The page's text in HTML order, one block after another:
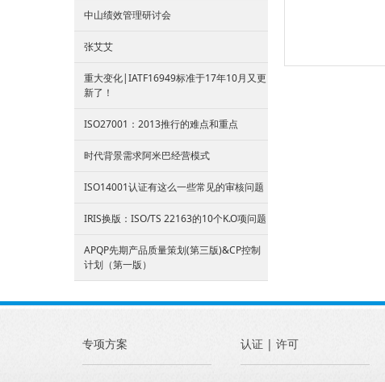
中山绩效管理研讨会
张艾艾
重大变化|IATF16949标准于17年10月又更
新了！
ISO27001：2013推行的难点和重点
时代背景需求阿米巴经营模式
ISO14001认证有这么一些常见的审核问题
IRIS换版：ISO/TS 22163的10个K.O项问题
APQP先期产品质量策划(第三版)&CP控制
计划（第一版）
专项方案 认证 | 许可